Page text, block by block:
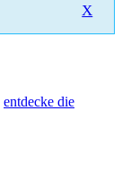
X
entdecke die